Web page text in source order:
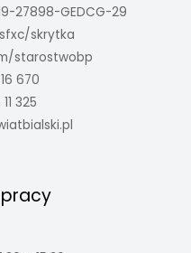
27898-GEDCG-29
skrytka
starostwobp
670
325